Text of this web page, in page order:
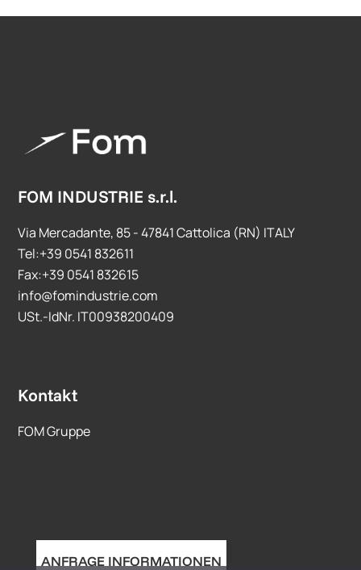
FOM INDUSTRIE s.r.l.
Via Mercadante, 85 - 47841 Cattolica (RN) ITALY
Tel:+39 0541 832611
Fax:+39 0541 832615
info@fomindustrie.com
USt.-IdNr. IT00938200409
Kontakt
FOM Gruppe
ANFRAGE INFORMATIONEN